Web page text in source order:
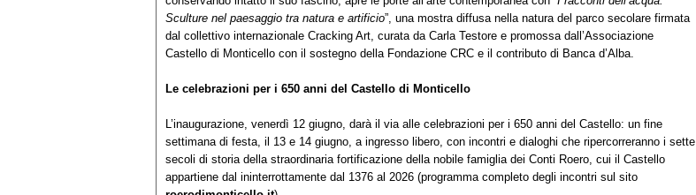
Sculture nel paesaggio tra natura e artificio”, una mostra diffusa nella natura del parco secolare firmata
dal collettivo internazionale Cracking Art, curata da Carla Testore e promossa dall’Associazione
Castello di Monticello con il sostegno della Fondazione CRC e il contributo di Banca d’Alba.
Le celebrazioni per i 650 anni del Castello di Monticello
L’inaugurazione, venerdì 12 giugno, darà il via alle celebrazioni per i 650 anni del Castello: un fine
settimana di festa, il 13 e 14 giugno, a ingresso libero, con incontri e dialoghi che ripercorreranno i sette
secoli di storia della straordinaria fortificazione della nobile famiglia dei Conti Roero, cui il Castello
appartiene dal ininterrottamente dal 1376 al 2026 (programma completo degli incontri sul sito